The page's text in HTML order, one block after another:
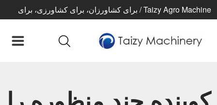
Taizy Agro Machine / برای کشاورزان، برای کشاورزی، برای